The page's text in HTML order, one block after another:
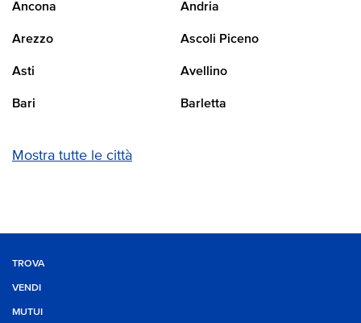
Ancona Andria
Arezzo Ascoli Piceno
Asti Avellino
Bari Barletta
Mostra tutte le città
TROVA
VENDI
MUTUI